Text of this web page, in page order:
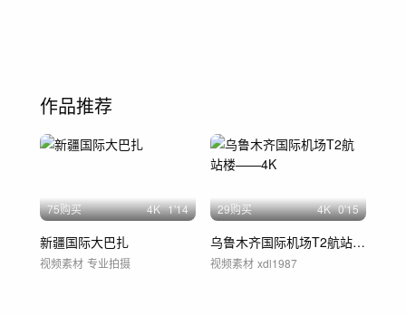
作品推荐
75购买 4K 1'14
新疆国际大巴扎
视频素材 专业拍摄
29购买 4K 0'15
乌鲁木齐国际机场T2航站楼——4K
视频素材 xdl1987